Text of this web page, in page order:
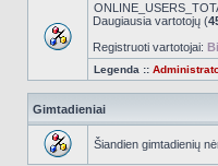
Daugiausia vartotojų (
Registruoti vartotojai:
Legenda ::
Gimtadieniai
Šiandien gimtadienių